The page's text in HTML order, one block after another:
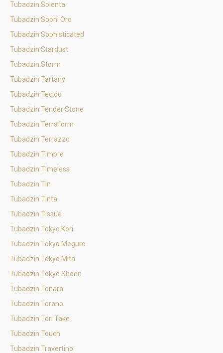
Tubadzin Solenta
Tubadzin Sophi Oro
Tubadzin Sophisticated
Tubadzin Stardust
Tubadzin Storm
Tubadzin Tartany
Tubadzin Tecido
Tubadzin Tender Stone
Tubadzin Terraform
Tubadzin Terrazzo
Tubadzin Timbre
Tubadzin Timeless
Tubadzin Tin
Tubadzin Tinta
Tubadzin Tissue
Tubadzin Tokyo Kori
Tubadzin Tokyo Meguro
Tubadzin Tokyo Mita
Tubadzin Tokyo Sheen
Tubadzin Tonara
Tubadzin Torano
Tubadzin Tori Take
Tubadzin Touch
Tubadzin Travertino